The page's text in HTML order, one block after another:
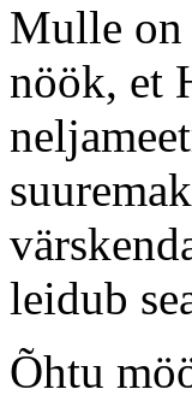
Mulle on
nöök, et
leidub
Õhtu